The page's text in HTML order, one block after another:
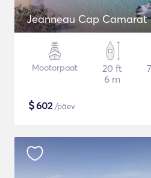
Jeanneau Cap Camarat
Mootorpaat
20 ft
6 m
$602/päev